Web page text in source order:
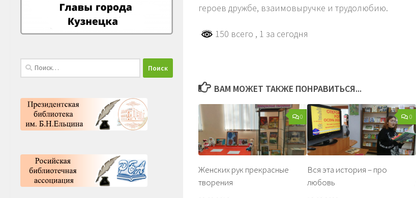
героев дружбе, взаимовыручке и трудолюбию.
150 всего , 1 за сегодня
ВАМ МОЖЕТ ТАКЖЕ ПОНРАВИТЬСЯ...
0
Женских рук прекрасные
творения
0
Вся эта история – про
любовь
Найти: